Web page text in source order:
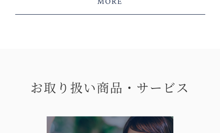
お取り扱い商品・サービス